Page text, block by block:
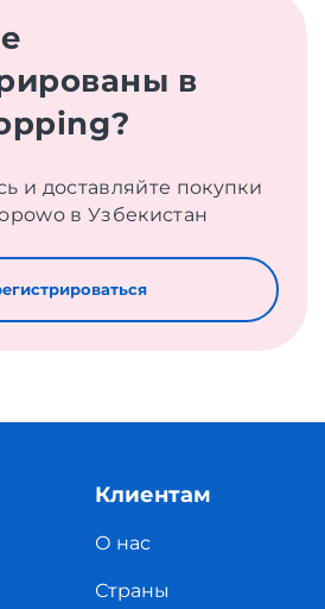
в
и доставляйте покупки
в Узбекистан
Клиентам
О нас
Страны